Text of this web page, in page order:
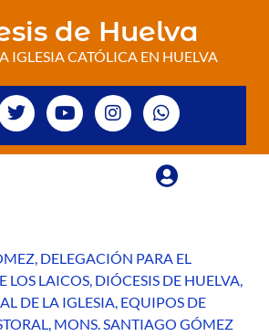
de Huelva
IGLESIA CATÓLICA EN HUELVA
, DELEGACIÓN PARA EL
LOS LAICOS, DIÓCESIS DE HUELVA,
DE LA IGLESIA, EQUIPOS DE
, MONS. SANTIAGO GÓMEZ